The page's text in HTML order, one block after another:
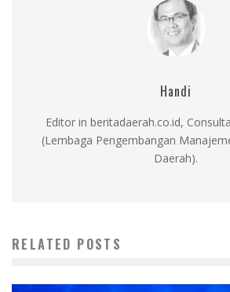
Handi
Editor in beritadaerah.co.id,
(Lembaga Pengembangan
Daerah).
RELATED POSTS